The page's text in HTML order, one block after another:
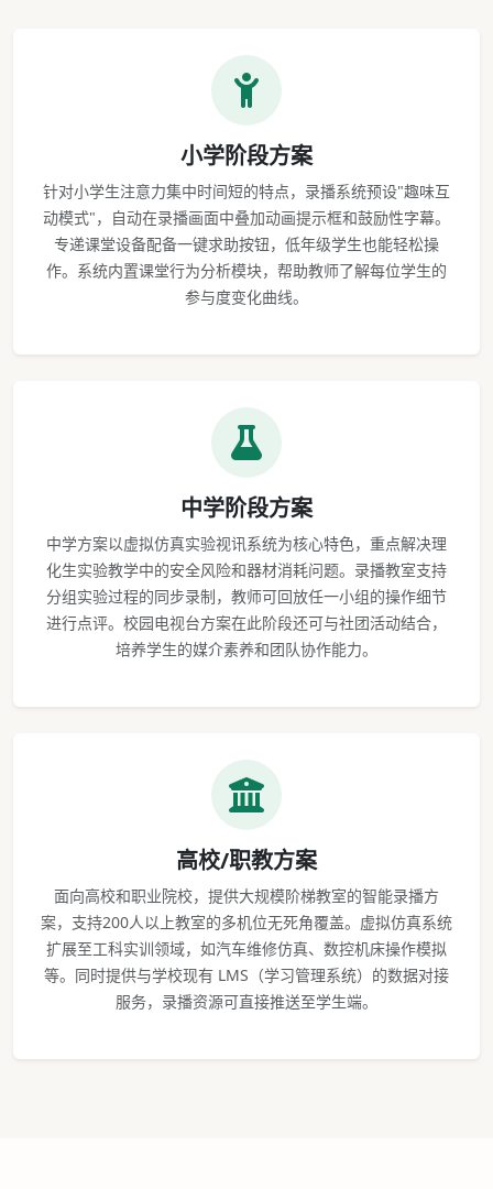
小学阶段方案
针对小学生注意力集中时间短的特点，录播系统预设"趣味互
动模式"，自动在录播画面中叠加动画提示框和鼓励性字幕。
专递课堂设备配备一键求助按钮，低年级学生也能轻松操
作。系统内置课堂行为分析模块，帮助教师了解每位学生的
参与度变化曲线。
中学阶段方案
中学方案以虚拟仿真实验视讯系统为核心特色，重点解决理
化生实验教学中的安全风险和器材消耗问题。录播教室支持
分组实验过程的同步录制，教师可回放任一小组的操作细节
进行点评。校园电视台方案在此阶段还可与社团活动结合，
培养学生的媒介素养和团队协作能力。
高校/职教方案
面向高校和职业院校，提供大规模阶梯教室的智能录播方
案，支持200人以上教室的多机位无死角覆盖。虚拟仿真系统
扩展至工科实训领域，如汽车维修仿真、数控机床操作模拟
等。同时提供与学校现有 LMS（学习管理系统）的数据对接
服务，录播资源可直接推送至学生端。